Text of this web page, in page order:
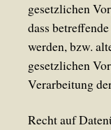
gesetzlichen
dass
werden, bzw.
gesetzlichen
Verarbeitung
Recht auf